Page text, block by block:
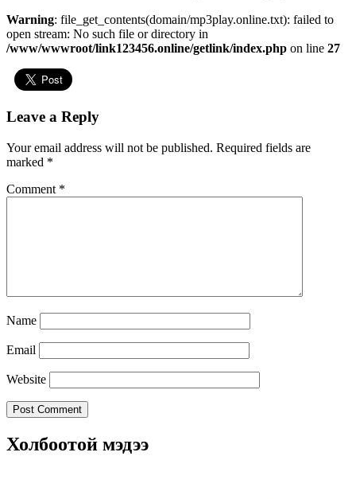
Warning: file_get_contents(domain/mp3play.online.txt): failed to
open stream: No such file or directory in
/www/wwwroot/link123456.online/getlink/index.php on line 27
Leave a Reply
Your email address will not be published. Required fields are
marked *
Comment *
Name
Email
Website
Холбоотой мэдээ